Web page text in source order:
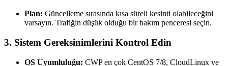
Plan: Güncelleme sırasında kısa süreli kesinti olabileceğini
varsayın. Trafiğin düşük olduğu bir bakım penceresi seçin.
3. Sistem Gereksinimlerini Kontrol Edin
OS Uyumluluğu: CWP en çok CentOS 7/8, CloudLinux ve